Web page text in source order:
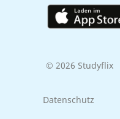
© 2026 Studyflix
Datenschutz